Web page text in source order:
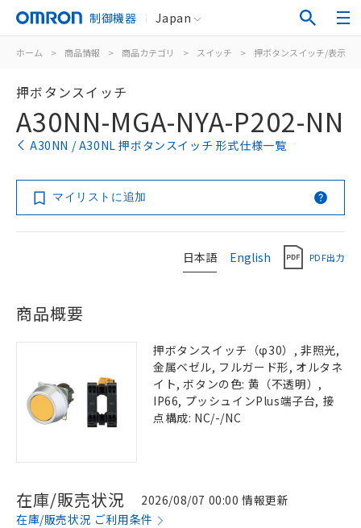
制御機器 Japan
ホーム > 商品情報 > 商品カテゴリ > スイッチ > 押ボタンスイッチ/表示灯
押ボタンスイッチ
A30NN-MGA-NYA-P202-NN
A30NN / A30NL 押ボタンスイッチ 形式仕様一覧
マイリストに追加
日本語 English PDF出力
商品概要
押ボタンスイッチ（φ30）, 非照光,
金属ベゼル, フルガード形, オルタネ
イト, ボタンの色: 黄（不透明）,
IP66, プッシュインPlus端子台, 接
点構成: NC/-/NC
在庫/販売状況
2026/08/07 00:00 情報更新
在庫/販売状況 ご利用条件